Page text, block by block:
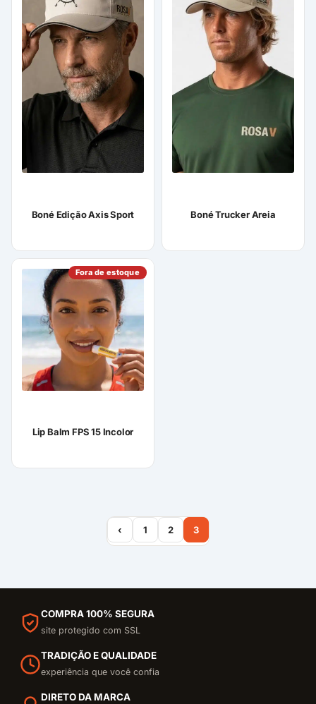
Boné Edição Axis Sport Boné Trucker Areia
Fora de estoque
Lip Balm FPS 15 Incolor
‹ 1 2 3
COMPRA 100% SEGURA
site protegido com SSL
TRADIÇÃO E QUALIDADE
experiência que você confia
DIRETO DA MARCA